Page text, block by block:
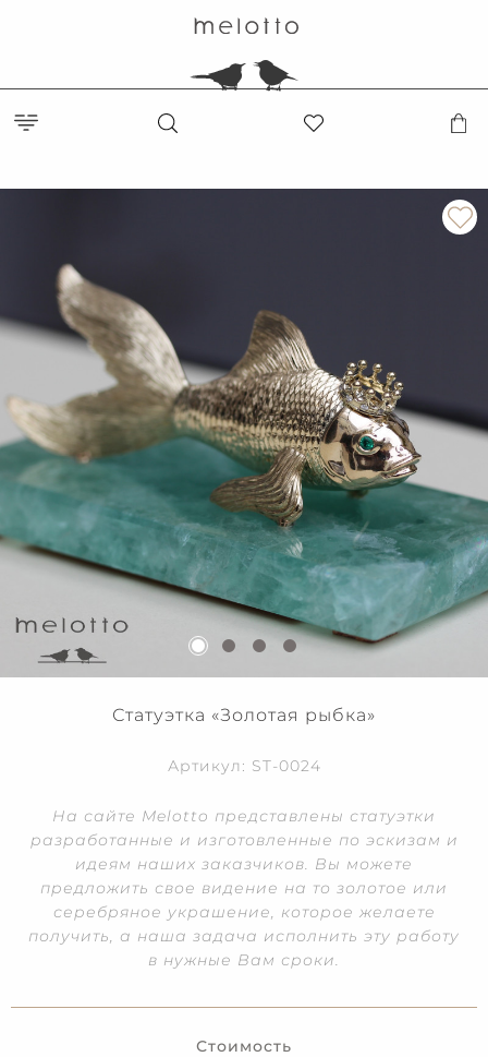
Статуэтка «Золотая рыбка»
Артикул: ST-0024
На сайте Melotto представлены статуэтки
разработанные и изготовленные по эскизам и
идеям наших заказчиков. Вы можете
предложить свое видение на то золотое или
серебряное украшение, которое желаете
получить, а наша задача исполнить эту работу
в нужные Вам сроки.
Стоимость